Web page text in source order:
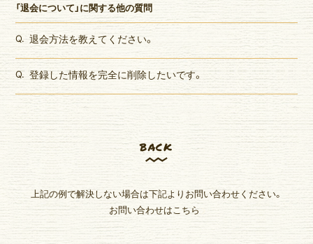
「退会について」に関する他の質問
Q. 退会方法を教えてください。
Q. 登録した情報を完全に削除したいです。
back
上記の例で解決しない場合は下記よりお問い合わせください。
お問い合わせはこちら